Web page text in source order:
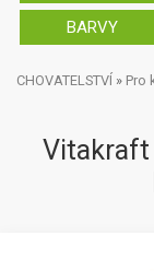
BARVY
CHOVATELSTVÍ » Pro
Vitakraft